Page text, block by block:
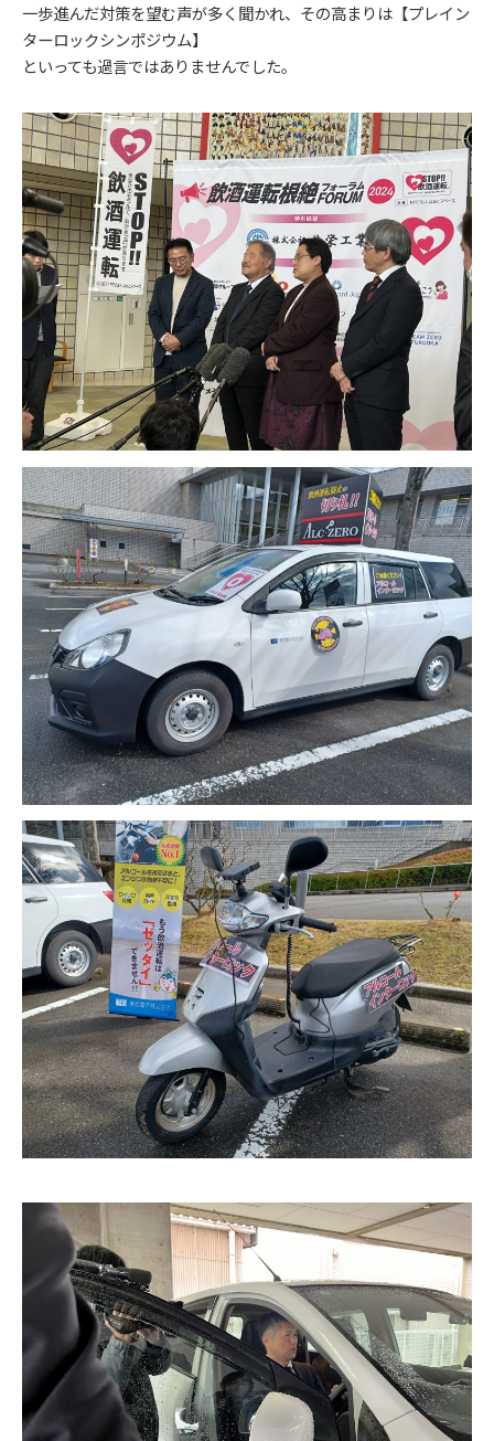
一歩進んだ対策を望む声が多く聞かれ、その高まりは【プレイン
ターロックシンポジウム】
といっても過言ではありませんでした。